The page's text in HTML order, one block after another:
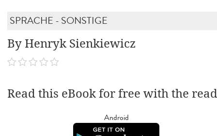
SPRACHE - SONSTIGE
By Henryk Sienkiewicz
Read this eBook for free with the
Android